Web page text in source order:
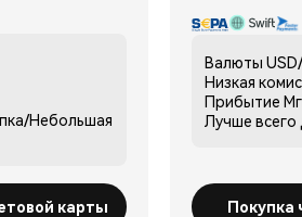
Небольшая
карты
Валюты
Низкая
Прибытие
Лучше всего
Покупка